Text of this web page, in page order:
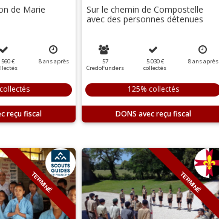
de Marie
560 €
8ansaprès
Sur le chemin de Compostelle
avec des personnes détenues
57
CredoFunders
5 030 €
collectés
8ansaprès
125% collectés
DONS
TERMINÉ TERMINÉ